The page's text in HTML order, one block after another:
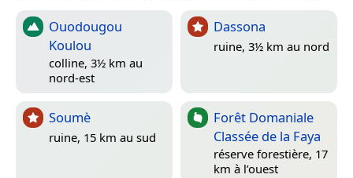
Ouodougou
Koulou
colline, 3½ km au
nord-est
Dassona
ruine, 3½ km au nord
Soumè
ruine, 15 km au sud
Forêt Domaniale
Classée de la Faya
réserve forestière, 17
km à l’ouest